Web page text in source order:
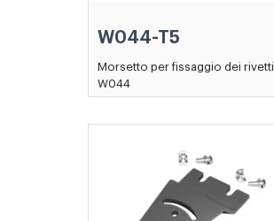
W044-T5
Morsetto per fissaggio dei rivetti
W044